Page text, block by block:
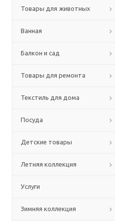
Товары для животных
Ванная
Балкон и сад
Товары для ремонта
Текстиль для дома
Посуда
Детские товары
Летняя коллекция
Услуги
Зимняя коллекция